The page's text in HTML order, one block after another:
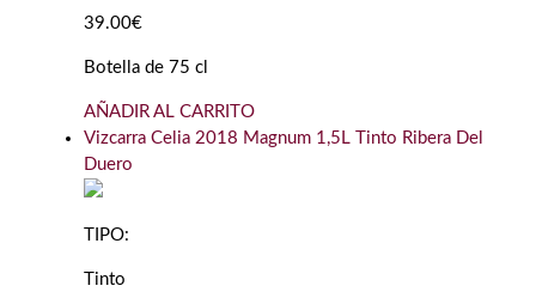
39.00€
Botella de 75 cl
AÑADIR AL CARRITO
Vizcarra Celia 2018 Magnum 1,5L Tinto Ribera Del
Duero
TIPO:
Tinto